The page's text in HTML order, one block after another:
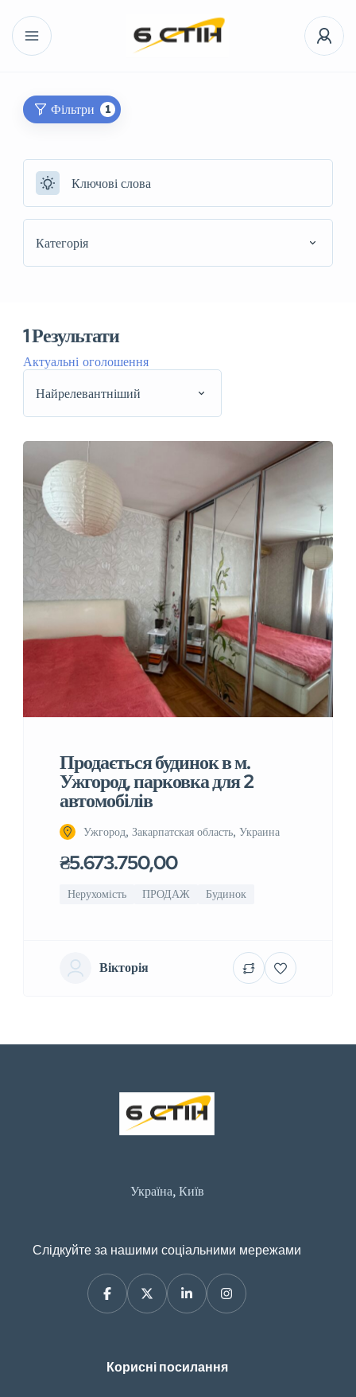
Фільтри 1
Категорія
1Результати
Актуальні оголошення
Найрелевантніший
Продається будинок в м.
Ужгород, парковка для 2
автомобілів
Ужгород, Закарпатская область, Украина
₴5.673.750,00
Нерухомість ПРОДАЖ Будинок
Вікторія
Україна, Київ
Слідкуйте за нашими соціальними мережами
Корисні посилання